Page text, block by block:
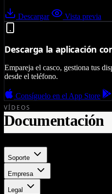
Descargar Vista previa
Descarga la aplicación
Empareja el casco, gestiona tus
desde el teléfono.
Consíguelo en el App Store
VÍDEOS
Documentación
Soporte
Empresa
Legal